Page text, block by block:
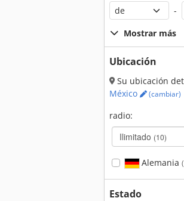
-
Mostrar más
Ubicación
Su ubicación
México
(cambiar)
radio:
Ilimitado (10)
Alemania
Estado